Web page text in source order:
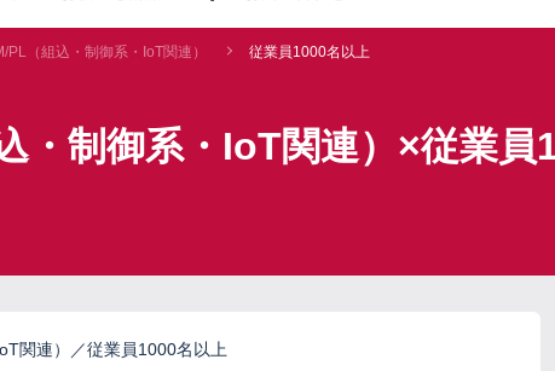
PL（組込・制御系・IoT関連） 従業員1000名以上
・制御系・IoT関連）×従業員
関連）／従業員1000名以上